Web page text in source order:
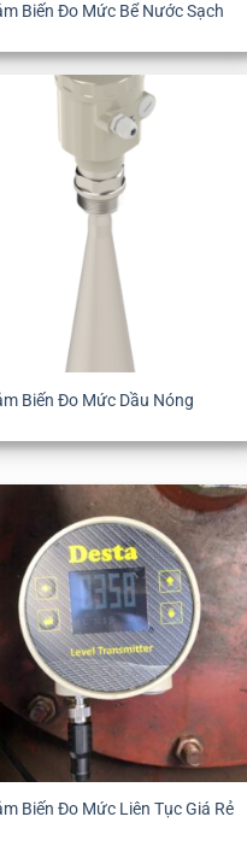
Biến Đo Mức Bể Nước Sạch
Biến Đo Mức Dầu Nóng
Biến Đo Mức Liên Tục Giá Rẻ